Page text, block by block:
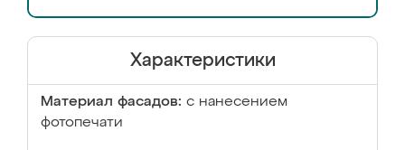
Характеристики
Материал фасадов: с нанесением
фотопечати